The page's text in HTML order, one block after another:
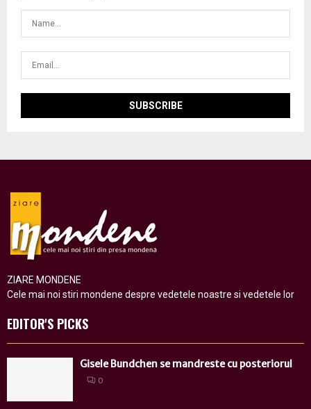
ZIARE MONDENE
Cele mai noi stiri mondene despre vedetele noastre si vedetele lor
EDITOR'S PICKS
Gisele Bundchen se mandreste cu posteriorul
0